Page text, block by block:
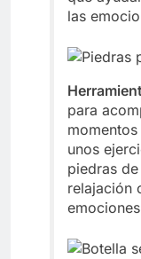
las
para
unos
piedras
relajación